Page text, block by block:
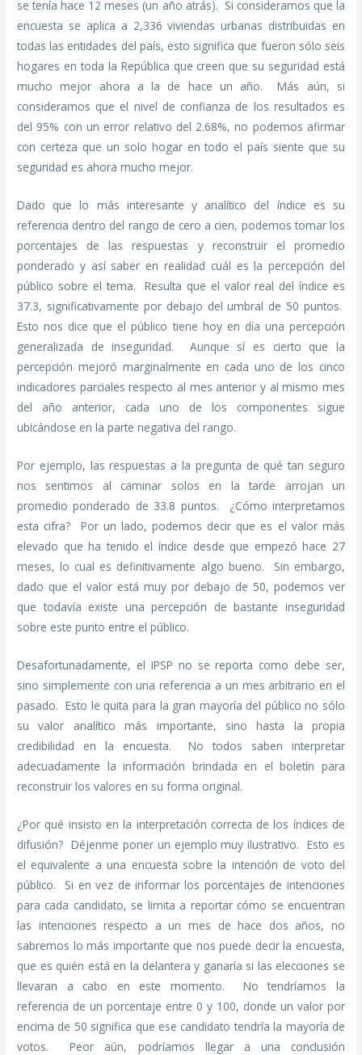
se tenía hace 12 meses (un año atrás). Si consideramos que la
encuesta se aplica a 2,336 viviendas urbanas distribuidas en
todas las entidades del país, esto significa que fueron sólo seis
hogares en toda la República que creen que su seguridad está
mucho mejor ahora a la de hace un año. Más aún, si
consideramos que el nivel de confianza de los resultados es
del 95% con un error relativo del 2.68%, no podemos afirmar
con certeza que un solo hogar en todo el país siente que su
seguridad es ahora mucho mejor.
Dado que lo más interesante y analítico del índice es su
referencia dentro del rango de cero a cien, podemos tomar los
porcentajes de las respuestas y reconstruir el promedio
ponderado y así saber en realidad cuál es la percepción del
público sobre el tema. Resulta que el valor real del índice es
37.3, significativamente por debajo del umbral de 50 puntos.
Esto nos dice que el público tiene hoy en día una percepción
generalizada de inseguridad. Aunque sí es cierto que la
percepción mejoró marginalmente en cada uno de los cinco
indicadores parciales respecto al mes anterior y al mismo mes
del año anterior, cada uno de los componentes sigue
ubicándose en la parte negativa del rango.
Por ejemplo, las respuestas a la pregunta de qué tan seguro
nos sentimos al caminar solos en la tarde arrojan un
promedio ponderado de 33.8 puntos. ¿Cómo interpretamos
esta cifra? Por un lado, podemos decir que es el valor más
elevado que ha tenido el índice desde que empezó hace 27
meses, lo cual es definitivamente algo bueno. Sin embargo,
dado que el valor está muy por debajo de 50, podemos ver
que todavía existe una percepción de bastante inseguridad
sobre este punto entre el público.
Desafortunadamente, el IPSP no se reporta como debe ser,
sino simplemente con una referencia a un mes arbitrario en el
pasado. Esto le quita para la gran mayoría del público no sólo
su valor analítico más importante, sino hasta la propia
credibilidad en la encuesta. No todos saben interpretar
adecuadamente la información brindada en el boletín para
reconstruir los valores en su forma original.
¿Por qué insisto en la interpretación correcta de los índices de
difusión? Déjenme poner un ejemplo muy ilustrativo. Esto es
el equivalente a una encuesta sobre la intención de voto del
público. Si en vez de informar los porcentajes de intenciones
para cada candidato, se limita a reportar cómo se encuentran
las intenciones respecto a un mes de hace dos años, no
sabremos lo más importante que nos puede decir la encuesta,
que es quién está en la delantera y ganaría si las elecciones se
llevaran a cabo en este momento. No tendríamos la
referencia de un porcentaje entre 0 y 100, donde un valor por
encima de 50 significa que ese candidato tendría la mayoría de
votos. Peor aún, podríamos llegar a una conclusión